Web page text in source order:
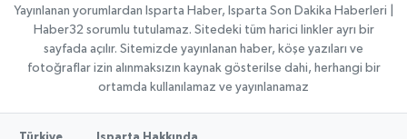
Yayınlanan yorumlardan Isparta Haber, Isparta Son Dakika Haberleri |
Haber32 sorumlu tutulamaz. Sitedeki tüm harici linkler ayrı bir
sayfada açılır. Sitemizde yayınlanan haber, köşe yazıları ve
fotoğraflar izin alınmaksızın kaynak gösterilse dahi, herhangi bir
ortamda kullanılamaz ve yayınlanamaz